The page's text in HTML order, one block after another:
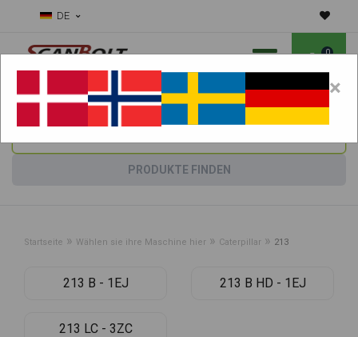
DE
0
Benötigen Sie Hilfe bei Verschleißteilen?Maschine wählen:
PRODUKTE FINDEN
Startseite » Wählen sie ihre Maschine hier » Caterpillar » 213
213 B - 1EJ 213 B HD - 1EJ
213 LC - 3ZC
×